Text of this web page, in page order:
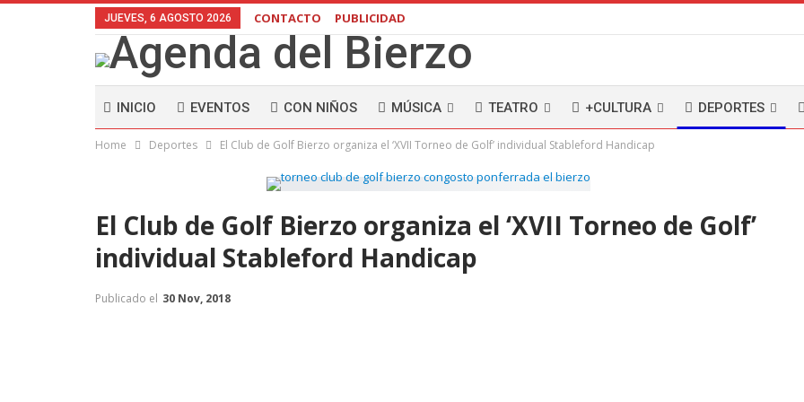
JUEVES, 6 AGOSTO 2026 CONTACTO PUBLICIDAD
INICIO EVENTOS CON NIÑOS MÚSICA TEATRO +CULTURA DEPORTES
Home Deportes El Club de Golf Bierzo organiza el ‘XVII Torneo de Golf’ individual Stableford Handicap
El Club de Golf Bierzo organiza el ‘XVII Torneo de Golf’
individual Stableford Handicap
Publicado el 30 Nov, 2018